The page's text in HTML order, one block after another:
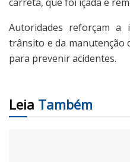
Autoridades reforçam a
trânsito e da manutenção
para prevenir acidentes.
Leia Também